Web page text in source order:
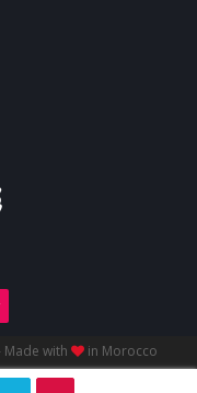
Made with in Morocco